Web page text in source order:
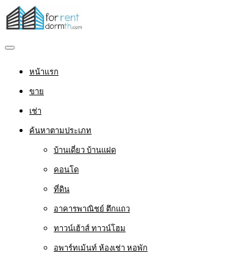
หน้าแรก
ขาย
เช่า
ค้นหาตามประเภท
บ้านเดี่ยว บ้านแฝด
คอนโด
ที่ดิน
อาคารพาณิชย์ ตึกแถว
ทาวน์เฮ้าส์ ทาวน์โฮม
อพาร์ทเม้นท์ ห้องเช่า หอพัก